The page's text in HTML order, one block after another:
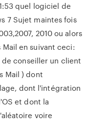
quel logiciel de
7 Sujet maintes fois
2010 ou alors
en suivant ceci:
conseiller un client
Mail ) dont
dont l'intégration
et dont la
voire